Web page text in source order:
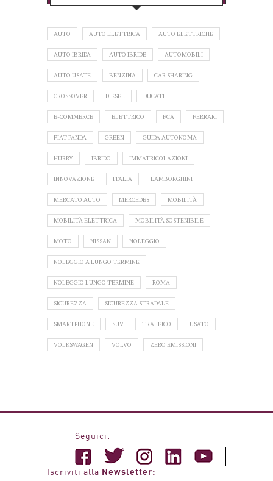
AUTO AUTO ELETTRICA AUTO ELETTRICHE
AUTO IBRIDA AUTO IBRIDE AUTOMOBILI
AUTO USATE BENZINA CAR SHARING
CROSSOVER DIESEL DUCATI
E-COMMERCE ELETTRICO FCA FERRARI
FIAT PANDA GREEN GUIDA AUTONOMA
HURRY IBRIDO IMMATRICOLAZIONI
INNOVAZIONE ITALIA LAMBORGHINI
MERCATO AUTO MERCEDES MOBILITÀ
MOBILITÀ ELETTRICA MOBILITÀ SOSTENIBILE
MOTO NISSAN NOLEGGIO
NOLEGGIO A LUNGO TERMINE
NOLEGGIO LUNGO TERMINE ROMA
SICUREZZA SICUREZZA STRADALE
SMARTPHONE SUV TRAFFICO USATO
VOLKSWAGEN VOLVO ZERO EMISSIONI
Seguici:
Iscriviti alla Newsletter: